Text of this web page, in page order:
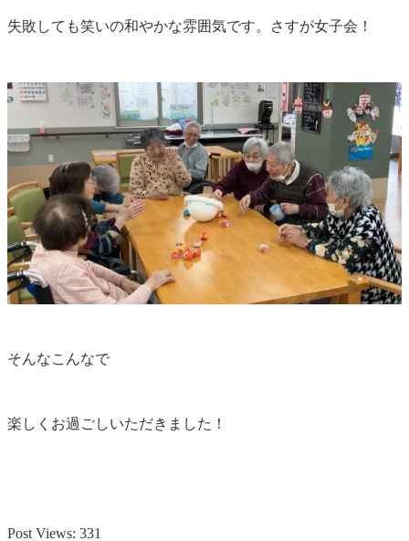
失敗しても笑いの和やかな雰囲気です。さすが女子会！
そんなこんなで
楽しくお過ごしいただきました！
Post Views: 331